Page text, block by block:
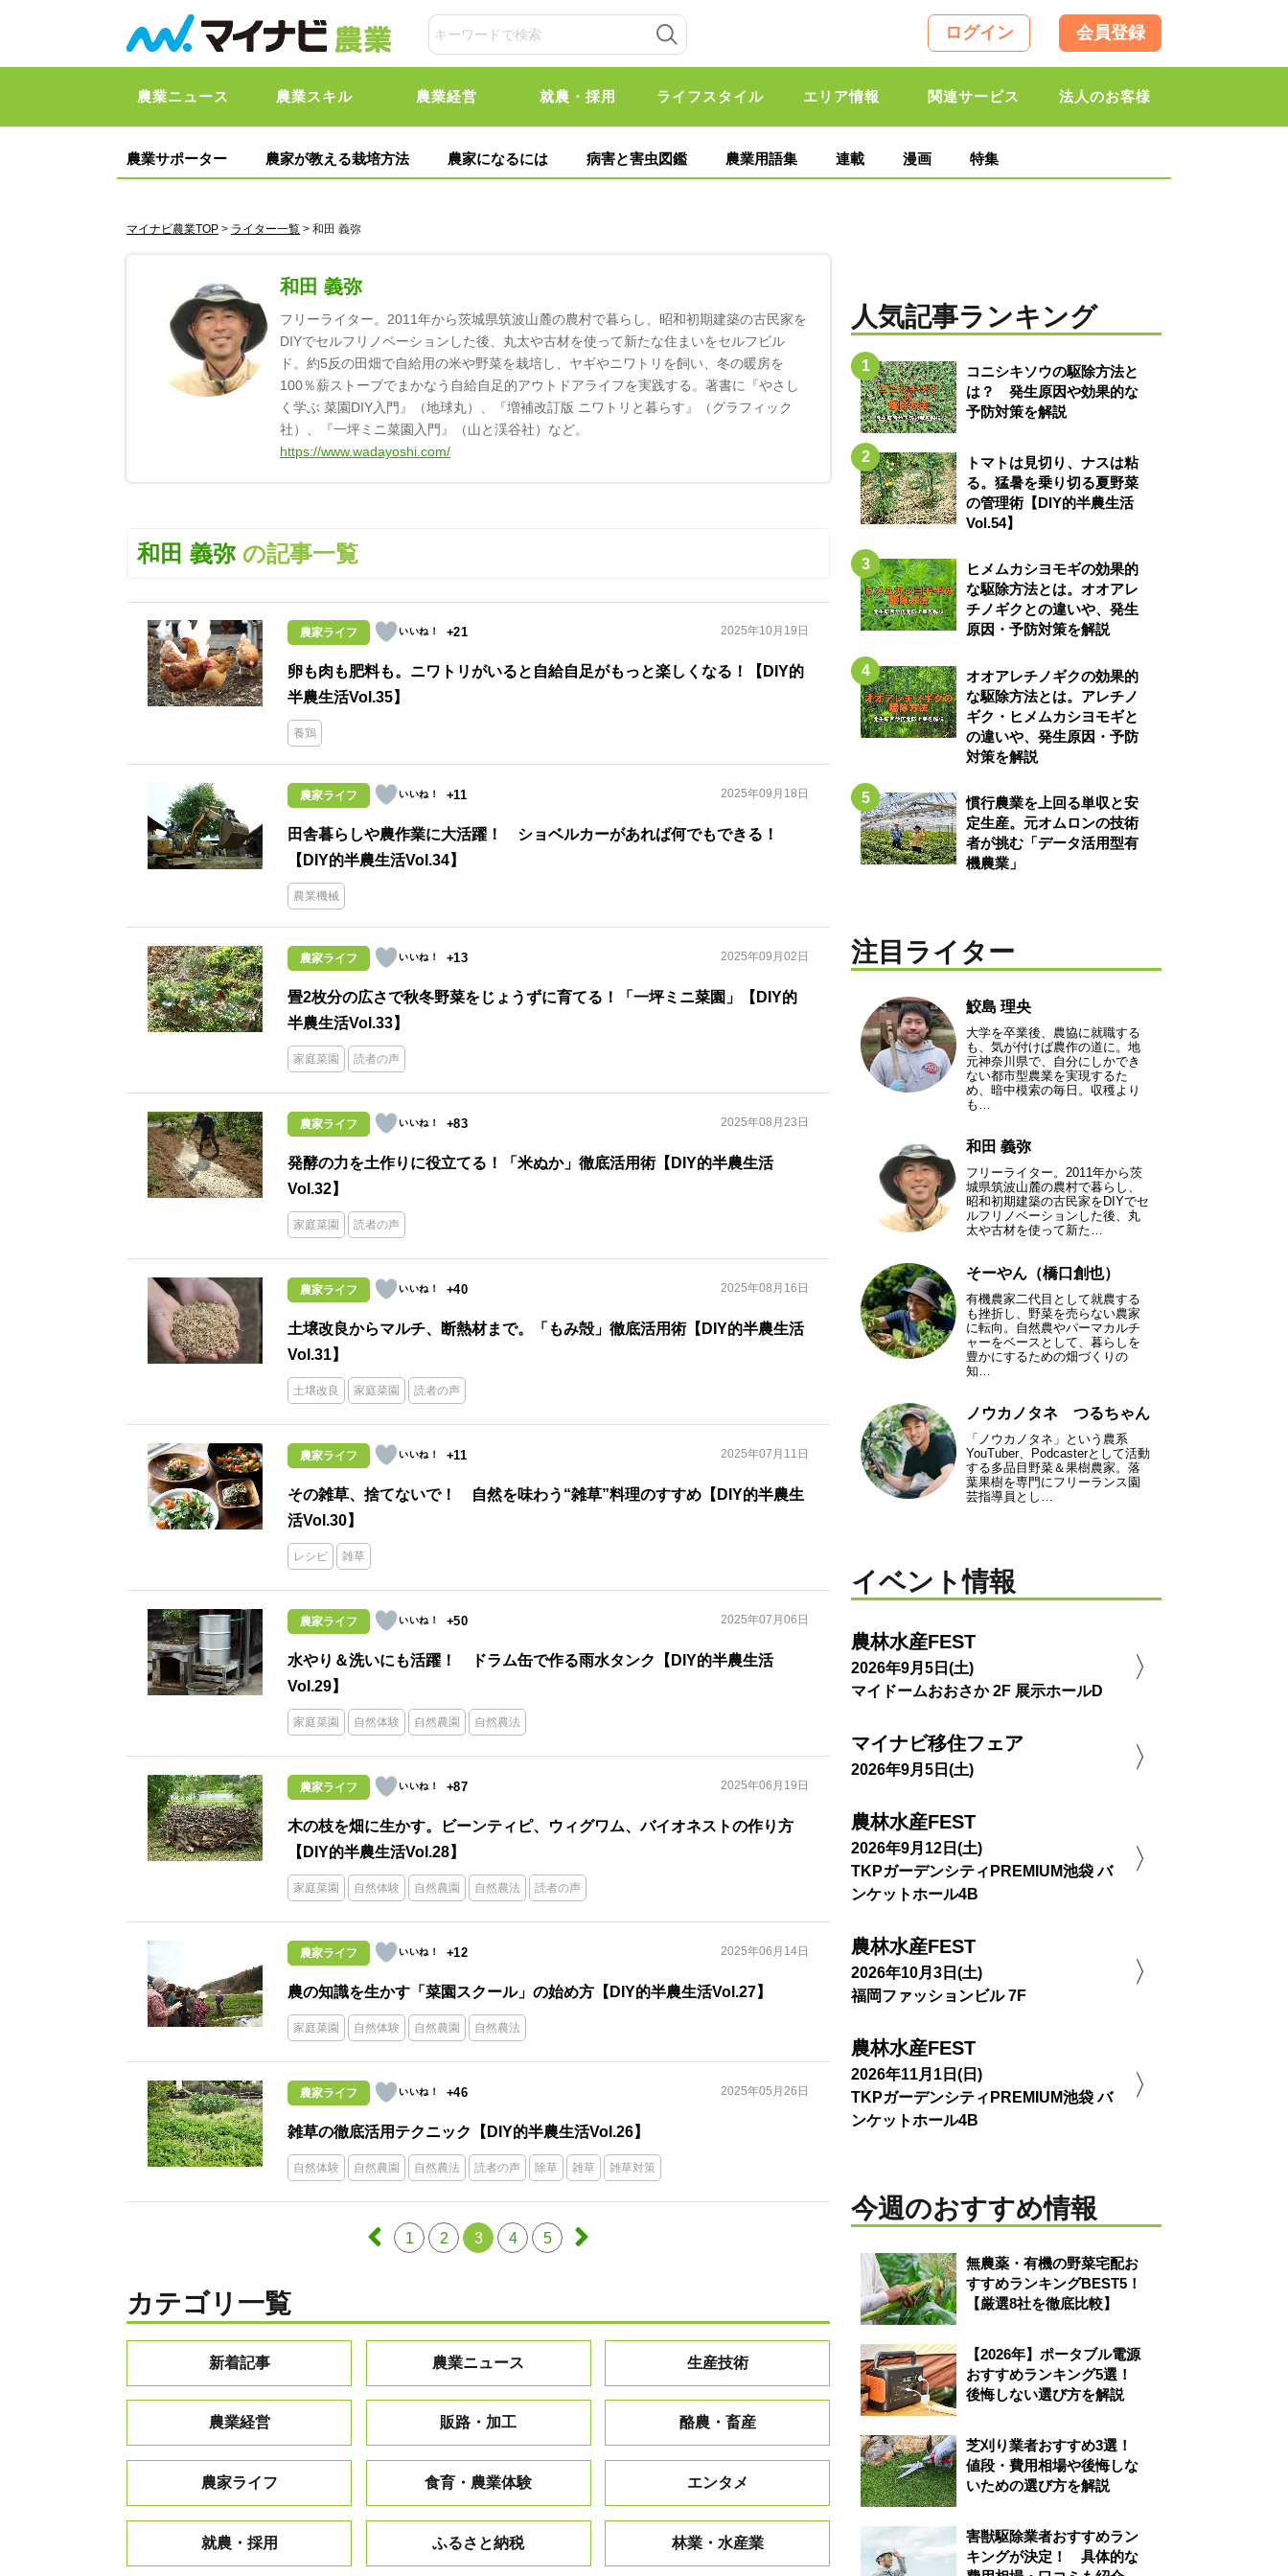
ログイン 会員登録
農業ニュース 農業スキル 農業経営 就農・採用 ライフスタイル エリア情報 関連サービス 法人のお客様
農業サポーター 農家が教える栽培方法 農家になるには 病害と害虫図鑑 農業用語集 連載 漫画 特集
マイナビ農業TOP > ライター一覧 > 和田 義弥
和田 義弥
フリーライター。2011年から茨城県筑波山麓の農村で暮らし、昭和初期建築の古民家を
DIYでセルフリノベーションした後、丸太や古材を使って新たな住まいをセルフビル
ド。約5反の田畑で自給用の米や野菜を栽培し、ヤギやニワトリを飼い、冬の暖房を
100％薪ストーブでまかなう自給自足的アウトドアライフを実践する。著書に『やさし
く学ぶ 菜園DIY入門』（地球丸）、『増補改訂版 ニワトリと暮らす』（グラフィック
社）、『一坪ミニ菜園入門』（山と渓谷社）など。
https://www.wadayoshi.com/
和田 義弥 の記事一覧
農家ライフ +21 2025年10月19日
卵も肉も肥料も。ニワトリがいると自給自足がもっと楽しくなる！【DIY的
半農生活Vol.35】
養鶏
農家ライフ +11 2025年09月18日
田舎暮らしや農作業に大活躍！ ショベルカーがあれば何でもできる！
【DIY的半農生活Vol.34】
農業機械
農家ライフ +13 2025年09月02日
畳2枚分の広さで秋冬野菜をじょうずに育てる！「一坪ミニ菜園」【DIY的
半農生活Vol.33】
家庭菜園 読者の声
農家ライフ +83 2025年08月23日
発酵の力を土作りに役立てる！「米ぬか」徹底活用術【DIY的半農生活
Vol.32】
家庭菜園 読者の声
農家ライフ +40 2025年08月16日
土壌改良からマルチ、断熱材まで。「もみ殻」徹底活用術【DIY的半農生活
Vol.31】
土壌改良 家庭菜園 読者の声
農家ライフ +11 2025年07月11日
その雑草、捨てないで！ 自然を味わう“雑草”料理のすすめ【DIY的半農生
活Vol.30】
レシピ 雑草
農家ライフ +50 2025年07月06日
水やり＆洗いにも活躍！ ドラム缶で作る雨水タンク【DIY的半農生活
Vol.29】
家庭菜園 自然体験 自然農園 自然農法
農家ライフ +87 2025年06月19日
木の枝を畑に生かす。ビーンティピ、ウィグワム、バイオネストの作り方
【DIY的半農生活Vol.28】
家庭菜園 自然体験 自然農園 自然農法 読者の声
農家ライフ +12 2025年06月14日
農の知識を生かす「菜園スクール」の始め方【DIY的半農生活Vol.27】
家庭菜園 自然体験 自然農園 自然農法
農家ライフ +46 2025年05月26日
雑草の徹底活用テクニック【DIY的半農生活Vol.26】
自然体験 自然農園 自然農法 読者の声 除草 雑草 雑草対策
1 2 3 4 5
カテゴリ一覧
新着記事 農業ニュース 生産技術
農業経営 販路・加工 酪農・畜産
農家ライフ 食育・農業体験 エンタメ
就農・採用 ふるさと納税 林業・水産業
人気記事ランキング
コニシキソウの駆除方法と
は？ 発生原因や効果的な
予防対策を解説
トマトは見切り、ナスは粘
る。猛暑を乗り切る夏野菜
の管理術【DIY的半農生活
Vol.54】
ヒメムカシヨモギの効果的
な駆除方法とは。オオアレ
チノギクとの違いや、発生
原因・予防対策を解説
オオアレチノギクの効果的
な駆除方法とは。アレチノ
ギク・ヒメムカシヨモギと
の違いや、発生原因・予防
対策を解説
慣行農業を上回る単収と安
定生産。元オムロンの技術
者が挑む「データ活用型有
機農業」
注目ライター
鮫島 理央
大学を卒業後、農協に就職する
も、気が付けば農作の道に。地
元神奈川県で、自分にしかでき
ない都市型農業を実現するた
め、暗中模索の毎日。収穫より
も…
和田 義弥
フリーライター。2011年から茨
城県筑波山麓の農村で暮らし、
昭和初期建築の古民家をDIYでセ
ルフリノベーションした後、丸
太や古材を使って新た…
そーやん（橋口創也）
有機農家二代目として就農する
も挫折し、野菜を売らない農家
に転向。自然農やパーマカルチ
ャーをベースとして、暮らしを
豊かにするための畑づくりの
知…
ノウカノタネ つるちゃん
「ノウカノタネ」という農系
YouTuber、Podcasterとして活動
する多品目野菜＆果樹農家。落
葉果樹を専門にフリーランス園
芸指導員とし…
イベント情報
農林水産FEST
2026年9月5日(土)
マイドームおおさか 2F 展示ホールD
マイナビ移住フェア
2026年9月5日(土)
農林水産FEST
2026年9月12日(土)
TKPガーデンシティPREMIUM池袋 バ
ンケットホール4B
農林水産FEST
2026年10月3日(土)
福岡ファッションビル 7F
農林水産FEST
2026年11月1日(日)
TKPガーデンシティPREMIUM池袋 バ
ンケットホール4B
今週のおすすめ情報
無農薬・有機の野菜宅配お
すすめランキングBEST5！
【厳選8社を徹底比較】
【2026年】ポータブル電源
おすすめランキング5選！
後悔しない選び方を解説
芝刈り業者おすすめ3選！
値段・費用相場や後悔しな
いための選び方を解説
害獣駆除業者おすすめラン
キングが決定！ 具体的な